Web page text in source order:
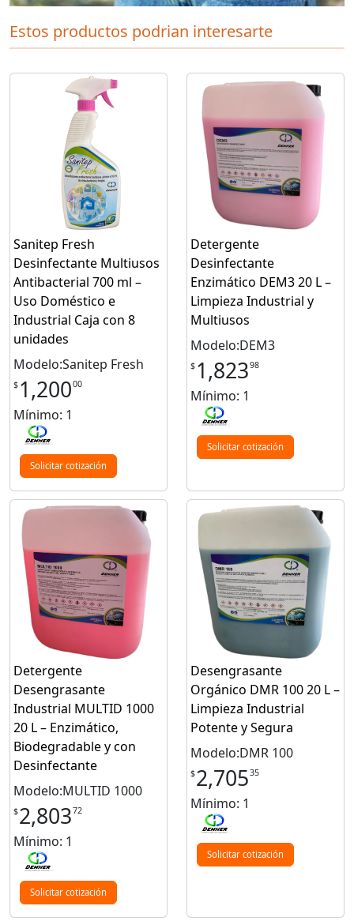
Estos productos podrian interesarte
Sanitep Fresh
Desinfectante Multiusos
Antibacterial 700 ml –
Uso Doméstico e
Industrial Caja con 8
unidades
Modelo:Sanitep Fresh
$ 1,20000
Mínimo: 1
Solicitar cotización
Detergente
Desinfectante
Enzimático DEM3 20 L –
Limpieza Industrial y
Multiusos
Modelo:DEM3
$ 1,82398
Mínimo: 1
Solicitar cotización
Detergente
Desengrasante
Industrial MULTID 1000
20 L – Enzimático,
Biodegradable y con
Desinfectante
Modelo:MULTID 1000
$2,80372
Mínimo: 1
Solicitar cotización
Desengrasante
Orgánico DMR 100 20 L –
Limpieza Industrial
Potente y Segura
Modelo:DMR 100
$2,70535
Mínimo: 1
Solicitar cotización